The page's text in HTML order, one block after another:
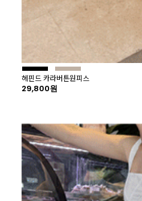
헤핀드 카라버튼원피스
29,800원